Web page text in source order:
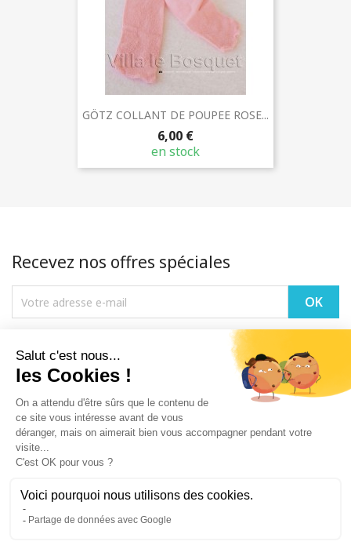
GÖTZ COLLANT DE POUPEE ROSE...
6,00 €
en stock
Recevez nos offres spéciales
Vous pouvez vous désinscrire à tout moment. Vous trouverez pour cela
nos informations de contact dans les conditions d'utilisation du site.
PRODUITS
NOTRE SOCIÉTÉ
VOTRE COMPTE